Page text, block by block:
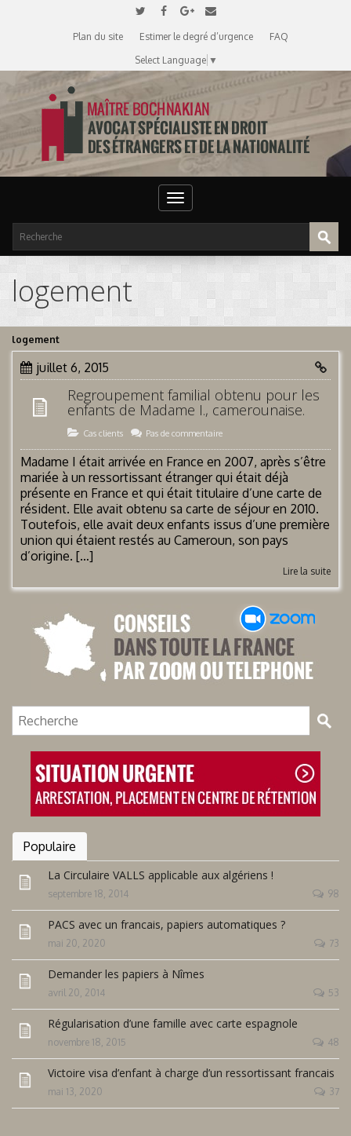
Plan du site Estimer le degré d’urgence
FAQ
Select Language ▼
Toggle
navigation
logement
logement
juillet 6, 2015
Regroupement familial obtenu pour les
enfants de Madame I., camerounaise.
Cas clients Pas de commentaire
Madame I était arrivée en France en 2007, après s’être
mariée à un ressortissant étranger qui était déjà
présente en France et qui était titulaire d’une carte de
résident. Elle avait obtenu sa carte de séjour en 2010.
Toutefois, elle avait deux enfants issus d’une première
union qui étaient restés au Cameroun, son pays
d’origine. […]
Lire la suite
Populaire
La Circulaire VALLS applicable aux algériens !
septembre 18, 2014 98
PACS avec un francais, papiers automatiques ?
mai 20, 2020 73
Demander les papiers à Nîmes
avril 20, 2014 53
Régularisation d’une famille avec carte espagnole
novembre 18, 2015 48
Victoire visa d’enfant à charge d’un ressortissant francais
mai 13, 2020 37